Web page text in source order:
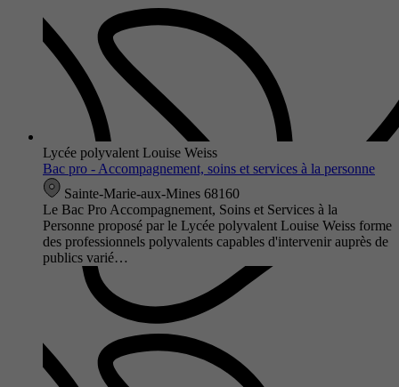
Lycée polyvalent Louise Weiss
Bac pro - Accompagnement, soins et services à la personne
Sainte-Marie-aux-Mines 68160
Le Bac Pro Accompagnement, Soins et Services à la
Personne proposé par le Lycée polyvalent Louise Weiss forme
des professionnels polyvalents capables d'intervenir auprès de
publics varié…